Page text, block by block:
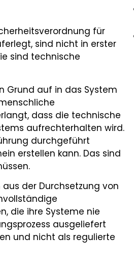
für
sind nicht in erster
sind technische
Grund auf in das System
dass die technische
aufrechterhalten wird.
durchgeführt
erstellen kann. Das sind
der Durchsetzung von
die ihre Systeme nie
ausgeliefert
und nicht als regulierte